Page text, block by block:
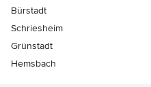
Bürstadt
Schriesheim
Grünstadt
Hemsbach